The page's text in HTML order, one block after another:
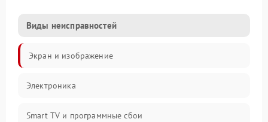
Виды неисправностей
Экран и изображение
Электроника
Smart TV и программные сбои